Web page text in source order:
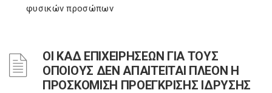
φυσικών προσώπων
ΟΙ ΚΑΔ ΕΠΙΧΕΙΡΗΣΕΩΝ ΓΙΑ ΤΟΥΣ
ΟΠΟΙΟΥΣ ΔΕΝ ΑΠΑΙΤΕΙΤΑΙ ΠΛΕΟΝ Η
ΠΡΟΣΚΟΜΙΣΗ ΠΡΟΕΓΚΡΙΣΗΣ ΙΔΡΥΣΗΣ